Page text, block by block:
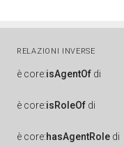
RELAZIONI INVERSE
è core:isAgentOf di
è core:isRoleOf di
è core:hasAgentRole di